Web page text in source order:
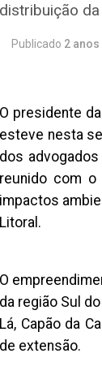
distribuição
Publicado 2
O presidente
esteve nesta
dos
reunido com
impactos
Litoral.
O
da região Sul
Lá, Capão da
de extensão.